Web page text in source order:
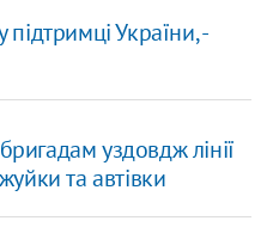
України, -
уздовдж лінії
та автівки